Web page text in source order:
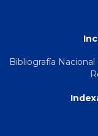
Bibliografía